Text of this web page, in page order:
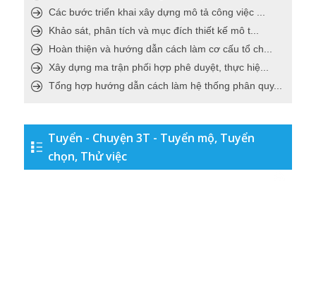
Các bước triển khai xây dựng mô tả công việc ...
Khảo sát, phân tích và mục đích thiết kế mô t...
Hoàn thiện và hướng dẫn cách làm cơ cấu tổ ch...
Xây dựng ma trận phối hợp phê duyệt, thực hiệ...
Tổng hợp hướng dẫn cách làm hệ thống phân quy...
Tuyển - Chuyện 3T - Tuyển mộ, Tuyển
chọn, Thử việc